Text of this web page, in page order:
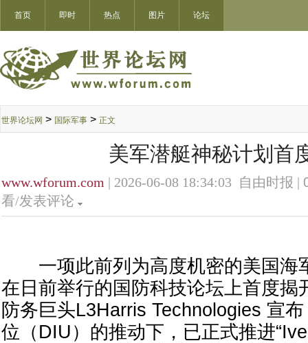
首页 即时 热点 图片 论坛
世界论坛网 > 国际军事 > 正文
美军潜艇神秘计划首
www.wforum.com | 2026-06-08 18:34:03 自由时报 |
看/发表评论
一项此前列为高度机密的美国海
在日前举行的国防科技论坛上首度揭
防务巨头L3Harris Technologies 宣
位（DIU）的推动下，已正式推进